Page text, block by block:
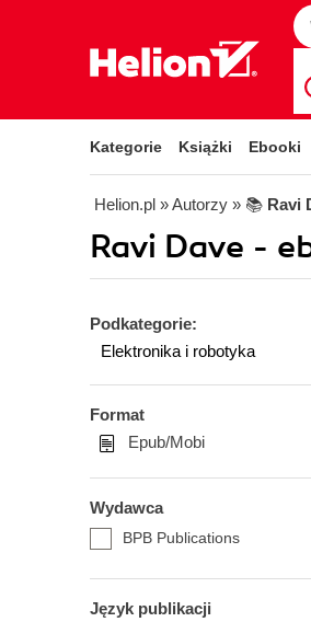
Kategorie Książki Ebooki
Helion.pl » Autorzy » 📚 Ravi
Ravi Dave -
Podkategorie:
Elektronika i robotyka
Format
Epub/Mobi
Wydawca
BPB Publications
Język publikacji